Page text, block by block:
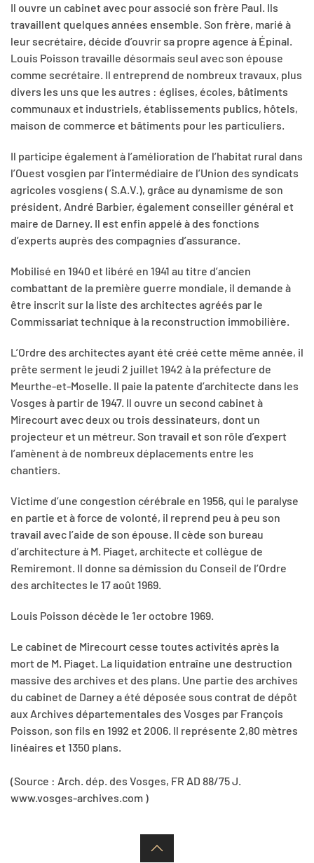
Il ouvre un cabinet avec pour associé son frère Paul. Ils
travaillent quelques années ensemble. Son frère, marié à
leur secrétaire, décide d’ouvrir sa propre agence à Épinal.
Louis Poisson travaille désormais seul avec son épouse
comme secrétaire. Il entreprend de nombreux travaux, plus
divers les uns que les autres : églises, écoles, bâtiments
communaux et industriels, établissements publics, hôtels,
maison de commerce et bâtiments pour les particuliers.
Il participe également à l’amélioration de l’habitat rural dans
l’Ouest vosgien par l’intermédiaire de l’Union des syndicats
agricoles vosgiens ( S.A.V.), grâce au dynamisme de son
président, André Barbier, également conseiller général et
maire de Darney. Il est enfin appelé à des fonctions
d’experts auprès des compagnies d’assurance.
Mobilisé en 1940 et libéré en 1941 au titre d’ancien
combattant de la première guerre mondiale, il demande à
être inscrit sur la liste des architectes agréés par le
Commissariat technique à la reconstruction immobilière.
L’Ordre des architectes ayant été créé cette même année, il
prête serment le jeudi 2 juillet 1942 à la préfecture de
Meurthe-et-Moselle. Il paie la patente d’architecte dans les
Vosges à partir de 1947. Il ouvre un second cabinet à
Mirecourt avec deux ou trois dessinateurs, dont un
projecteur et un métreur. Son travail et son rôle d’expert
l’amènent à de nombreux déplacements entre les
chantiers.
Victime d’une congestion cérébrale en 1956, qui le paralyse
en partie et à force de volonté, il reprend peu à peu son
travail avec l’aide de son épouse. Il cède son bureau
d’architecture à M. Piaget, architecte et collègue de
Remiremont. Il donne sa démission du Conseil de l’Ordre
des architectes le 17 août 1969.
Louis Poisson décède le 1er octobre 1969.
Le cabinet de Mirecourt cesse toutes activités après la
mort de M. Piaget. La liquidation entraîne une destruction
massive des archives et des plans. Une partie des archives
du cabinet de Darney a été déposée sous contrat de dépôt
aux Archives départementales des Vosges par François
Poisson, son fils en 1992 et 2006. Il représente 2,80 mètres
linéaires et 1350 plans.
(Source : Arch. dép. des Vosges, FR AD 88/75 J.
www.vosges-archives.com )